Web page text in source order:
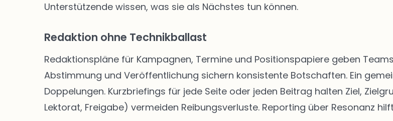
Unterstützende wissen, was sie als Nächstes tun können.
Redaktion ohne Technikballast
Redaktionspläne für Kampagnen, Termine und Positionspapiere geben
Abstimmung und Veröffentlichung sichern konsistente Botschaften. Ein
Doppelungen. Kurzbriefings für jede Seite oder jeden Beitrag halten Ziel,
Lektorat, Freigabe) vermeiden Reibungsverluste. Reporting über Resonanz